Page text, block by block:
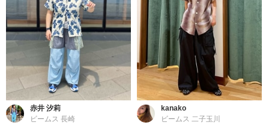
赤井 汐莉
ビームス 長崎
kanako
ビームス 二子玉川